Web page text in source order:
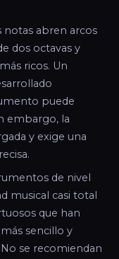
notas abren arcos
dos octavas y
ricos. Un
puede
embargo, la
y exige una
de nivel
musical casi total
que han
sencillo y
se recomiendan